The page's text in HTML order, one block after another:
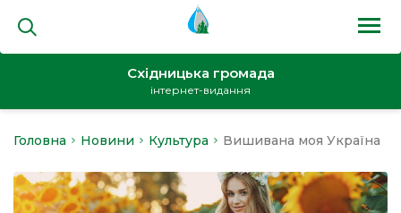
Східницька громада
інтернет-видання
Головна Новини Культура Вишивана моя Україна